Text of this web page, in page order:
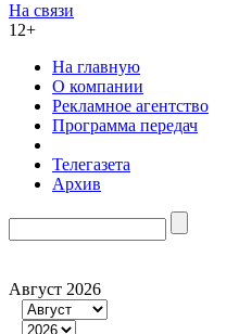
На связи
12+
На главную
О компании
Рекламное агентство
Программа передач
Телегазета
Архив
Август 2026